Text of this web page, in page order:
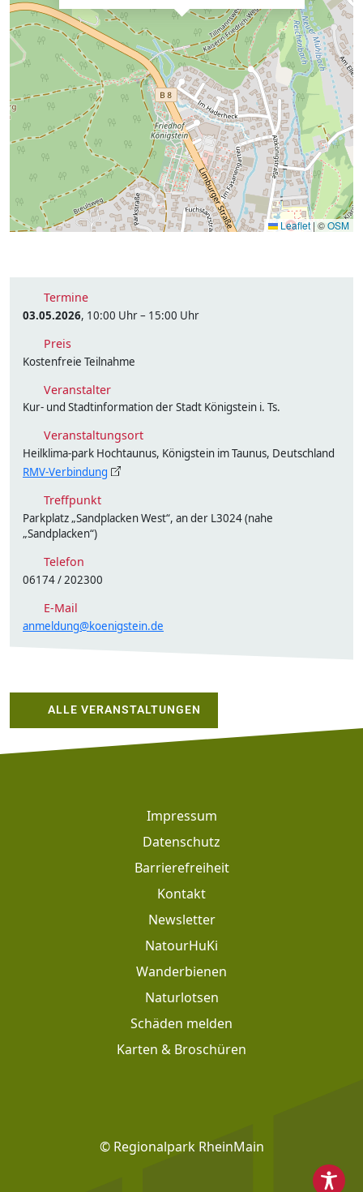
Leaflet |©OSM
Termine
03.05.2026, 10:00 Uhr – 15:00 Uhr
Preis
Kostenfreie Teilnahme
Veranstalter
Kur- und Stadtinformation der Stadt Königstein i. Ts.
Veranstaltungsort
Heilklima-park Hochtaunus, Königstein im Taunus, Deutschland
RMV-Verbindung
Treffpunkt
Parkplatz „Sandplacken West“, an der L3024 (nahe
„Sandplacken“)
Telefon
06174 / 202300
E-Mail
anmeldung@koenigstein.de
ALLE VERANSTALTUNGEN
Footer: Meta Navigation
Impressum
Datenschutz
Barrierefreiheit
Kontakt
Newsletter
NatourHuKi
Wanderbienen
Naturlotsen
Schäden melden
Karten & Broschüren
© Regionalpark RheinMain